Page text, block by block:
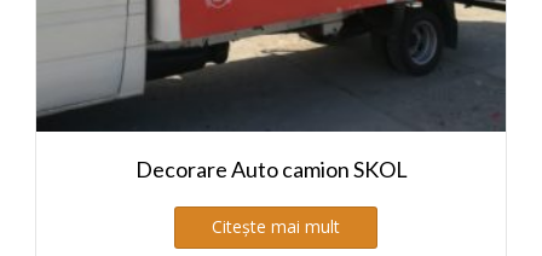
Decorare Auto camion SKOL
Citește mai mult